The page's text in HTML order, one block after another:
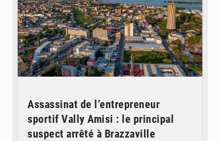
Assassinat de l’entrepreneur
sportif Vally Amisi : le principal
suspect arrêté à Brazzaville